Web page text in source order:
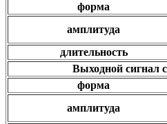
форма
амплитуда
длительность
Выходной сигнал
форма
амплитуда